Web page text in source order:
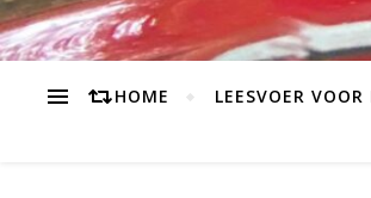
HOME LEESVOER VOOR